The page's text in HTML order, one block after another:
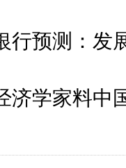
行预测：发
济学家料中